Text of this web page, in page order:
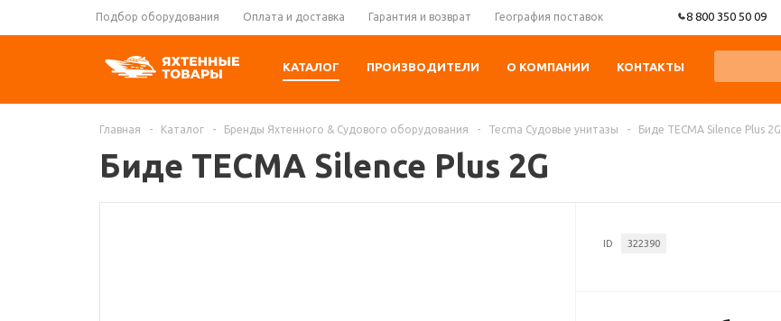
Подбор оборудования Оплата и доставка Гарантия и возврат География поставок 8 800 350 50 09
КАТАЛОГ ПРОИЗВОДИТЕЛИ О КОМПАНИИ КОНТАКТЫ
Главная - Каталог - Бренды Яхтенного & Судового оборудования - Tecma Судовые унитазы - Биде TECMA Silence Plus 2G
Биде TECMA Silence Plus 2G
ID 322390